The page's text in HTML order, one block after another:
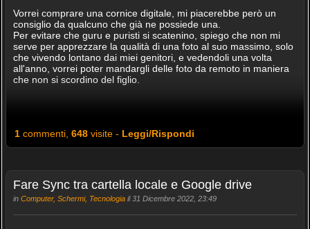
Vorrei comprare una cornice digitale, mi piacerebbe però un
consiglio da qualcuno che già ne possiede una.
Per evitare che guru e puristi si scatenino, spiego che non mi
serve per apprezzare la qualità di una foto al suo massimo, solo
che vivendo lontano dai miei genitori, e vedendoli una volta
all'anno, vorrei poter mandargli delle foto da remoto in maniera
che non si scordino del figlio.
1commenti, 648visite - Leggi/Rispondi
Fare Sync tra cartella locale e Google drive
in Computer, Schermi, Tecnologiail 31 Dicembre 2022, 23:49